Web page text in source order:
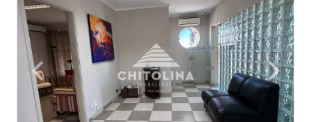
‹Previous ›
Next